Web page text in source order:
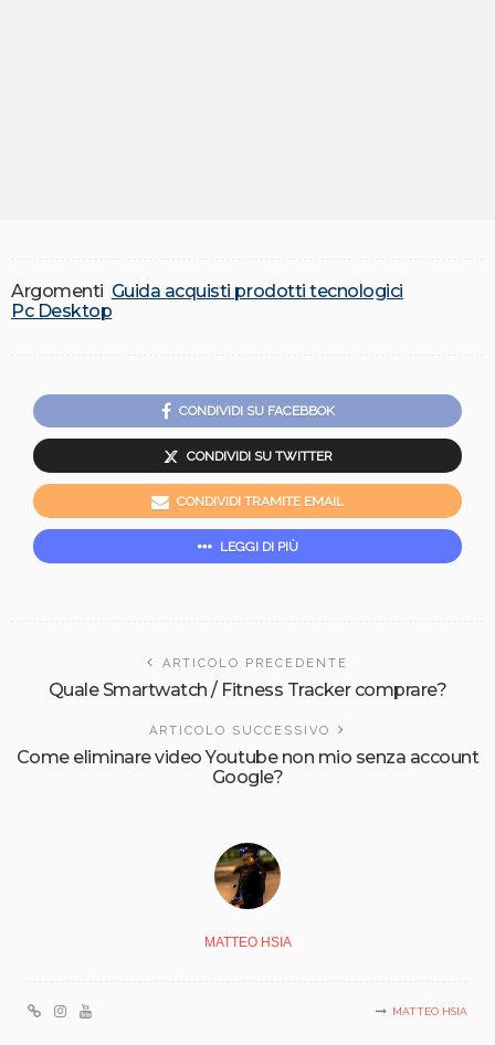
Argomenti Guida acquisti prodotti tecnologici
Pc Desktop
CONDIVIDI SU FACEBBOK
CONDIVIDI SU TWITTER
CONDIVIDI TRAMITE EMAIL
LEGGI DI PIÙ
ARTICOLO PRECEDENTE
Quale Smartwatch / Fitness Tracker comprare?
ARTICOLO SUCCESSIVO
Come eliminare video Youtube non mio senza account
Google?
MATTEO HSIA
MATTEO HSIA